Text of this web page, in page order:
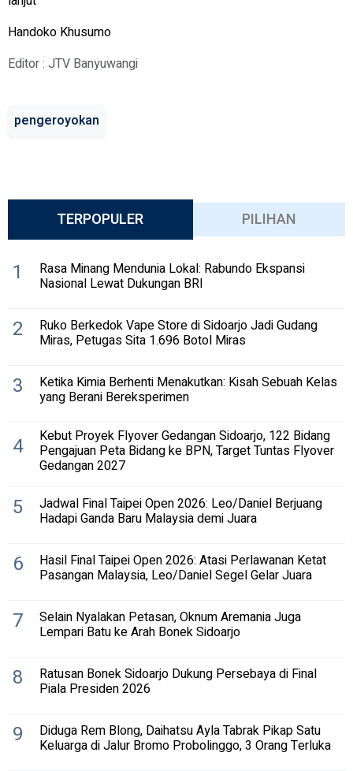
Handoko Khusumo
Editor : JTV Banyuwangi
pengeroyokan
TERPOPULER PILIHAN
1 Rasa Minang Mendunia Lokal: Rabundo Ekspansi
Nasional Lewat Dukungan BRI
2 Ruko Berkedok Vape Store di Sidoarjo Jadi Gudang
Miras, Petugas Sita 1.696 Botol Miras
3 Ketika Kimia Berhenti Menakutkan: Kisah Sebuah Kelas
yang Berani Bereksperimen
4 Kebut Proyek Flyover Gedangan Sidoarjo, 122 Bidang
Pengajuan Peta Bidang ke BPN, Target Tuntas Flyover
Gedangan 2027
5 Jadwal Final Taipei Open 2026: Leo/Daniel Berjuang
Hadapi Ganda Baru Malaysia demi Juara
6 Hasil Final Taipei Open 2026: Atasi Perlawanan Ketat
Pasangan Malaysia, Leo/Daniel Segel Gelar Juara
7 Selain Nyalakan Petasan, Oknum Aremania Juga
Lempari Batu ke Arah Bonek Sidoarjo
8 Ratusan Bonek Sidoarjo Dukung Persebaya di Final
Piala Presiden 2026
9 Diduga Rem Blong, Daihatsu Ayla Tabrak Pikap Satu
Keluarga di Jalur Bromo Probolinggo, 3 Orang Terluka